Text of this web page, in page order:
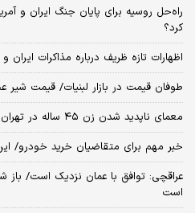
راه‌حل روسیه برای پایان جنگ ایران و
کرد؟
اظهارات تازه ظریف درباره مذاکرات ایران و
طوفان قیمت در بازار لبنیات/ قیمت
معمای ناپدید شدن زن ۴۵ ساله در تهران کشف شد+ جزئیات
خبر مهم برای متقاضیان خرید خودرو/ این خودرو ۸۰
عراقچی: توافق با عمان نزدیک است/ باز
است